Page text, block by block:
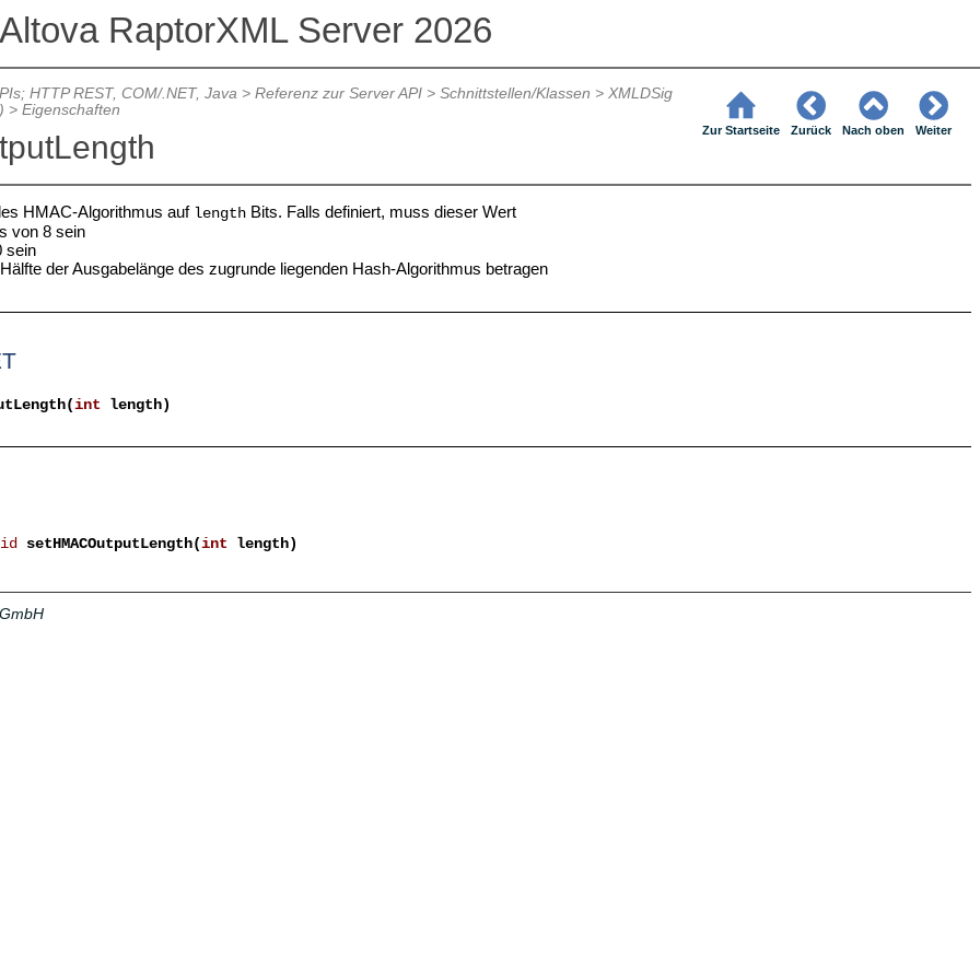
Altova RaptorXML Server 2026
HTTP REST, COM/.NET, Java> Referenz zur Server API> Schnittstellen/Klassen > XMLDSig
> Eigenschaften
Zur Startseite Zurück Nach oben Weiter
HMAC-Algorithmus auf lengthBits. Falls definiert, muss dieser Wert
von 8 sein
sein
der Ausgabelänge des zugrunde liegenden Hash-Algorithmus betragen
int length)
setHMACOutputLength(int length)